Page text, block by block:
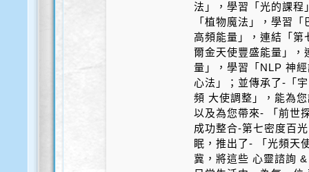
法」，學習「光的課程
「植物魔法」，學習
高頻能量」，連結「第
爾金天使豐盛能量」，
量」，學習「NLP 神
心法」；並傳承了-「
頻 大使調整」，能為
以及為您帶來- 「前世
成功整合-第七密度百
眠，推出了- 「光頻天
冀，將這些 心靈諮詢